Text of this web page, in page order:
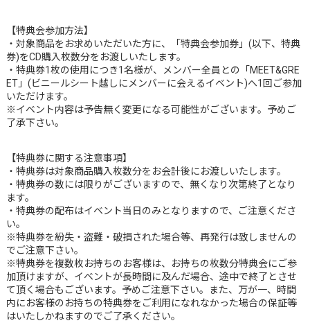
【特典会参加方法】
・対象商品をお求めいただいた方に、「特典会参加券」(以下、特典
券)をCD購入枚数分をお渡しいたします。
・特典券1枚の使用につき1名様が、メンバー全員との「MEET&GRE
ET」(ビニールシート越しにメンバーに会えるイベント)へ1回ご参加
いただけます。
※イベント内容は予告無く変更になる可能性がございます。予めご
了承下さい。
【特典券に関する注意事項】
・特典券は対象商品購入枚数分をお会計後にお渡しいたします。
・特典券の数には限りがございますので、無くなり次第終了となり
ます。
・特典券の配布はイベント当日のみとなりますので、ご注意くださ
い。
※特典券を紛失・盗難・破損された場合等、再発行は致しませんの
でご注意下さい。
※特典券を複数枚お持ちのお客様は、お持ちの枚数分特典会にご参
加頂けますが、イベントが長時間に及んだ場合、途中で終了とさせ
て頂く場合もございます。予めご注意下さい。また、万が一、時間
内にお客様のお持ちの特典券をご利用になれなかった場合の保証等
はいたしかねますのでご了承ください。